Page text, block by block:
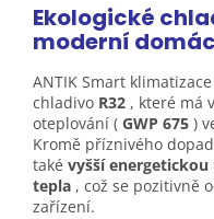
Ekologické
moderní
ANTIK Smart
chladivo R32 , které má
oteplování ( GWP 675 )
Kromě příznivého
také vyšší
tepla , což se pozitivně
zařízení.